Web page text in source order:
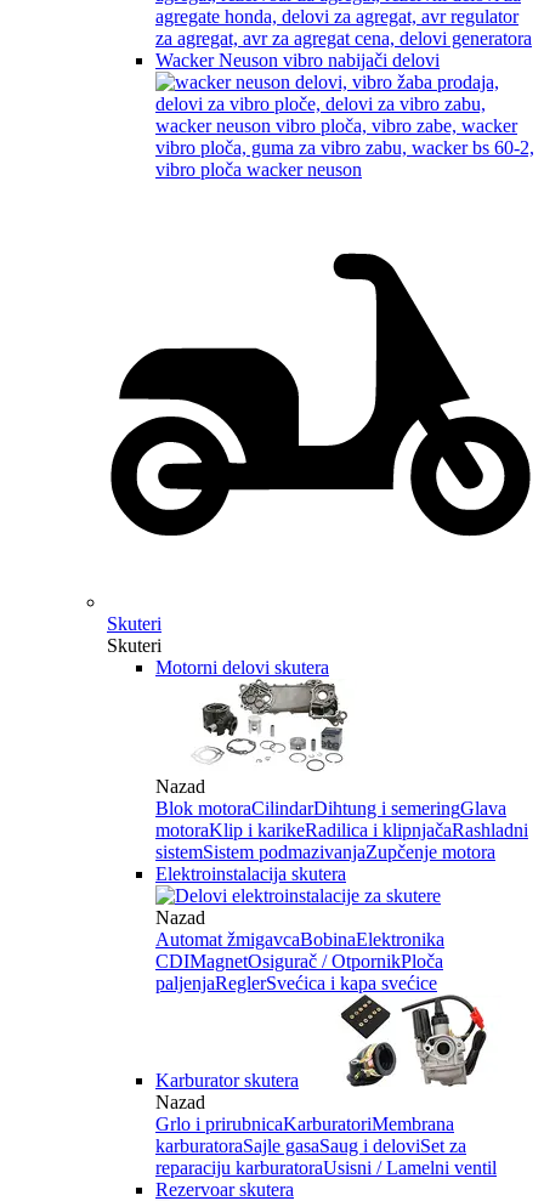
Wacker Neuson vibro nabijači delovi
Skuteri
Skuteri
Motorni delovi skutera
Nazad
Blok motoraCilindarDihtung i semeringGlava
motoraKlip i karikeRadilica i klipnjačaRashladni
sistemSistem podmazivanjaZupčenje motora
Elektroinstalacija skutera
Nazad
Automat žmigavcaBobinaElektronika
CDIMagnetOsigurač / OtpornikPloča
paljenjaReglerSvećica i kapa svećice
Karburator skutera
Nazad
Grlo i prirubnicaKarburatoriMembrana
karburatoraSajle gasaSaug i deloviSet za
reparaciju karburatoraUsisni / Lamelni ventil
Rezervoar skutera